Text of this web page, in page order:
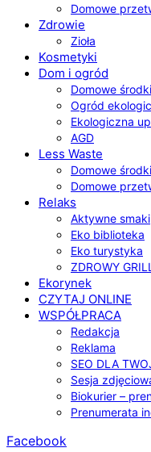
Domowe
Zdrowie
Zioła
Kosmetyki
Dom i ogród
Domowe
Ogród
Ekologiczna
AGD
Less Waste
Domowe
Domowe
Relaks
Aktywne smaki
Eko biblioteka
Eko turystyka
ZDROWY GRILL
Ekorynek
CZYTAJ ONLINE
WSPÓŁPRACA
Redakcja
Reklama
SEO DLA
Sesja
Biokurier –
Prenumerata
Facebook